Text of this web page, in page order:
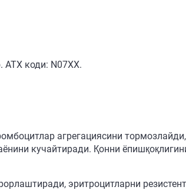
АТХ коди: N07XX.
агрегациясини
кучайтиради. Қонни
эритроцитларни